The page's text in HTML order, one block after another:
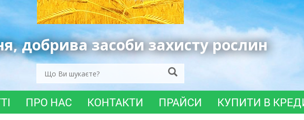
добрива засоби захисту рослин
ПРО НАС КОНТАКТИ ПРАЙСИ КУПИТИ В